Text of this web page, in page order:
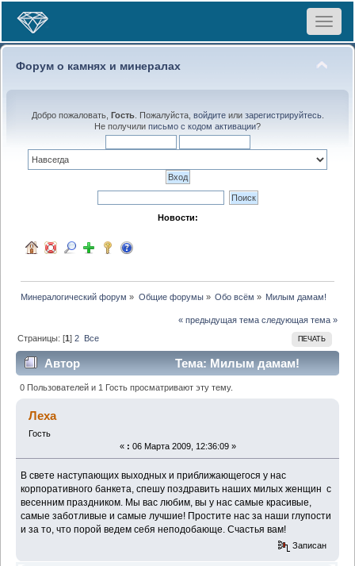
Toggle
Форум о камнях и минералах
Добро пожаловать, Гость. Пожалуйста, войдитеили зарегистрируйтесь.
Не получили письмо с кодом активации?
Новости:
Минералогический форум » Общие форумы» Обо всём » Милым дамам!
« предыдущая тема следующая тема »
ПЕЧАТЬ
Страницы: [1]2 Все
Автор
Тема: Милым дамам!
(Прочитано 11984 раз)
0 Пользователей и 1 Гость просматривают эту тему.
Леха
Гость
« : 06 Марта 2009, 12:36:09 »
В свете наступающих выходных и приближающегося у нас
корпоративного банкета, спешу поздравить наших милых женщин с
весенним праздником. Мы вас любим, вы у нас самые красивые,
самые заботливые и самые лучшие! Простите нас за наши глупости
и за то, что порой ведем себя неподобающе. Счастья вам!
Записан